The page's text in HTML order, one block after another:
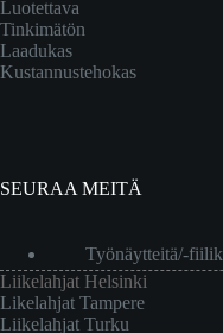
Luotettava
Tinkimätön
Laadukas
Kustannustehokas
SEURAA MEITÄ
Työnäytteitä/-
Liikelahjat Helsinki
Likelahjat Tampere
Liikelahjat Turku